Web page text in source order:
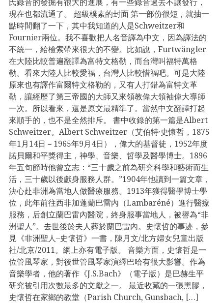
現在也都流通了。 超級樸素的封面 第一部份很短，就抽一
點時間翻了一下，其中我知道的人是Schweitzer和
Fournier兩位。我不喜歡把人名音譯為中文，因為譯法的
不統一，給檢索帶來很大的不變。比如說，Furtwängler
在大陸比較普遍翻譯為富特文格勒，而台灣叫福特萬格
勒。看來大陸人比較愛福，台灣人比較惜福吧。可是大陸
原來也有譯作富爾特文格勒的，又有人打錯為富特文革
勒，讓經歷了第三帝國的大師又來領教偉大領袖偉大導師
一次。所以看來，還是原文最精準了。當然中文翻譯打起
來順手的，也不是全然排斥。 書中收錄的第一篇是Albert
Schweitzer。Albert Schweitzer（艾伯特·史懷哲，1875
年1月14日－1965年9月4日），偉大的基督徒，1952年度
諾貝爾和平獎得主，神學、音樂、哲學及醫學博士。1896
年五旬節時他曾立志：“三十歲之前為研究科學和藝術而生
活，三十歲以後獻身服務人群。”1904年他讀到一篇文章，
決心赴非洲為當地人做醫療服務。1913年獲得醫學博士學
位，此年前往西非加蓬蘭巴雷內（Lambaréné）進行醫療
服務，后創立蘭巴雷內醫院，終身服事當地人，被譽為“非
洲聖人”。去世後於夫人葬於蘭巴雷內。史懷哲的事迹，參
見《非洲聖人–史懷哲》一書，陳月文/北方婦女兒童出版
社/北京/2011。網上亦有電子版。 音樂方面，史懷哲是一
位管風琴家，對後世管風琴家演繹巴哈有很大影響。作為
音樂學者，他的著作《J.S.Bach》（電子版）是巴赫生平
研究被引用次數最多的文獻之一。 最近收藏的一張黑膠，
史懷哲在家鄉的教堂（Parish Church, Gunsbach, […]